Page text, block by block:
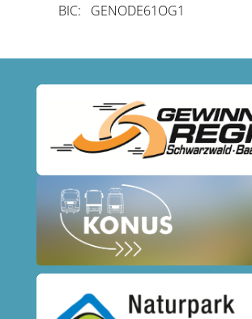
BIC: GENODE61OG1